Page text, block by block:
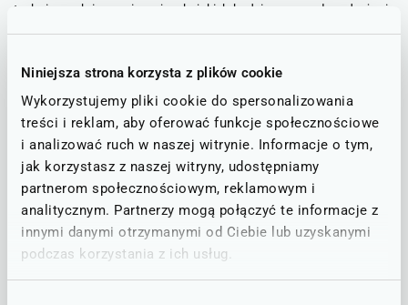
Niniejsza strona korzysta z plików cookie
Wykorzystujemy pliki cookie do spersonalizowania
treści i reklam, aby oferować funkcje społecznościowe
i analizować ruch w naszej witrynie. Informacje o tym,
jak korzystasz z naszej witryny, udostępniamy
partnerom społecznościowym, reklamowym i
analitycznym. Partnerzy mogą połączyć te informacje z
innymi danymi otrzymanymi od Ciebie lub uzyskanymi
podczas korzystania z ich usług.
technicznych i organizacyjnych, jakich będzie wymagało wdrożenie
– Kolej od lat uważana jest za najbardziej ekologiczny środek
jednak cały czas szukać rozwiązań mających jeszcze większy
wpływ na ochronę środowiska. Analizy wskażą, jaki wpływ na
jakość przewozów i ograniczenie emisji będzie miał system eco-
drivingu. Jeżeli wyniki będą zadowalające to w następnym kroku
planujemy przystąpić do szkoleń wśród naszych maszynistów i
wdrożenia nowych zasad –komentujeDamian Stawikowski
prezes Kolei Dolnośląskich.
Pojęcie eco-driving odnosi się do ekologicznej jazdy, dzięki której